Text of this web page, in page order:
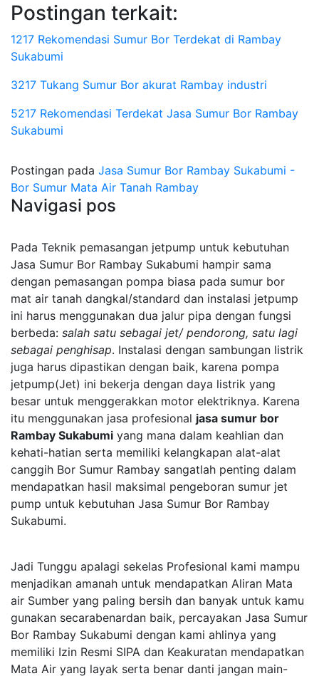
Postingan terkait:
1217 Rekomendasi Sumur Bor Terdekat di Rambay
Sukabumi
3217 Tukang Sumur Bor akurat Rambay industri
5217 Rekomendasi Terdekat Jasa Sumur Bor Rambay
Sukabumi
Postingan pada Jasa Sumur Bor Rambay Sukabumi -
Bor Sumur Mata Air Tanah Rambay
Navigasi pos
Pada Teknik pemasangan jetpump untuk kebutuhan
Jasa Sumur Bor Rambay Sukabumi hampir sama
dengan pemasangan pompa biasa pada sumur bor
mat air tanah dangkal/standard dan instalasi jetpump
ini harus menggunakan dua jalur pipa dengan fungsi
berbeda: salah satu sebagai jet/ pendorong, satu lagi
sebagai penghisap. Instalasi dengan sambungan listrik
juga harus dipastikan dengan baik, karena pompa
jetpump(Jet) ini bekerja dengan daya listrik yang
besar untuk menggerakkan motor elektriknya. Karena
itu menggunakan jasa profesional jasa sumur bor
Rambay Sukabumi yang mana dalam keahlian dan
kehati-hatian serta memiliki kelangkapan alat-alat
canggih Bor Sumur Rambay sangatlah penting dalam
mendapatkan hasil maksimal pengeboran sumur jet
pump untuk kebutuhan Jasa Sumur Bor Rambay
Sukabumi.
Jadi Tunggu apalagi sekelas Profesional kami mampu
menjadikan amanah untuk mendapatkan Aliran Mata
air Sumber yang paling bersih dan banyak untuk kamu
gunakan secarabenardan baik, percayakan Jasa Sumur
Bor Rambay Sukabumi dengan kami ahlinya yang
memiliki Izin Resmi SIPA dan Keakuratan mendapatkan
Mata Air yang layak serta benar danti jangan main-